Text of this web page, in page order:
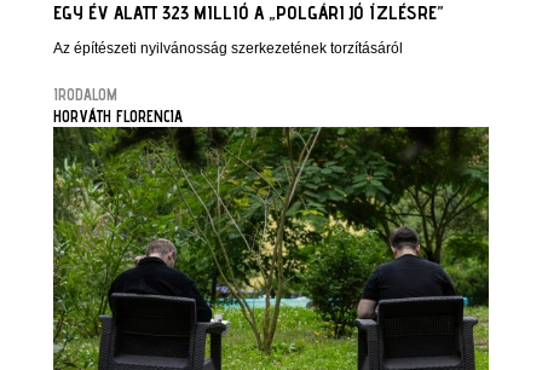
EGY ÉV ALATT 323 MILLIÓ A „POLGÁRI JÓ ÍZLÉSRE”
Az építészeti nyilvánosság szerkezetének torzításáról
IRODALOM
HORVÁTH FLORENCIA